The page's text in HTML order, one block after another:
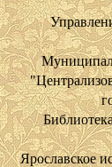
Ярославское